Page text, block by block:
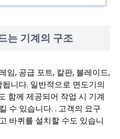
는 기계의 구조
임, 공급 포트, 칼판, 블레이드,
니다. 일반적으로 면도기의
함께 제공되어 작업 시 기계
수 있습니다. . 고객의 요구
바퀴를 설치할 수도 있습니